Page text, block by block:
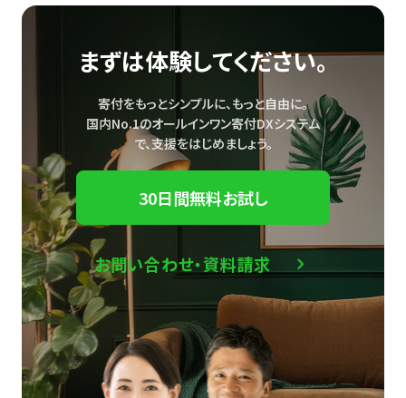
まずは体験してください。
寄付をもっとシンプルに、もっと自由に。
国内No.1のオールインワン寄付DXシステム
で、支援をはじめましょう。
30日間無料お試し
お問い合わせ・資料請求